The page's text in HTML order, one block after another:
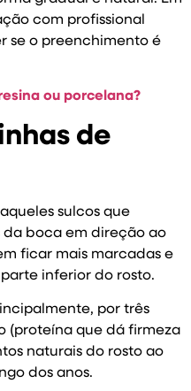
com profissional
se o preenchimento é
ou porcelana?
de
sulcos que
da boca em direção ao
ficar mais marcadas e
inferior do rosto.
por três
(proteína que dá firmeza
naturais do rosto ao
dos anos.